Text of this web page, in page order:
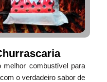
melhor combustível para
o verdadeiro sabor de